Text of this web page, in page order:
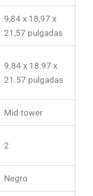
‎9,84 x 18,97 x
21,57 pulgadas
‎9.84 x 18.97 x
21.57 pulgadas
Mid tower
2
‎Negro